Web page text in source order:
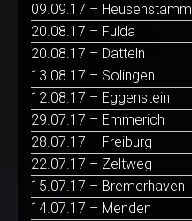
09.09.17 – Heusenstamm
20.08.17 – Fulda
20.08.17 – Datteln
13.08.17 – Solingen
12.08.17 – Eggenstein
29.07.17 – Emmerich
28.07.17 – Freiburg
22.07.17 – Zeltweg
15.07.17 – Bremerhaven
14.07.17 – Menden